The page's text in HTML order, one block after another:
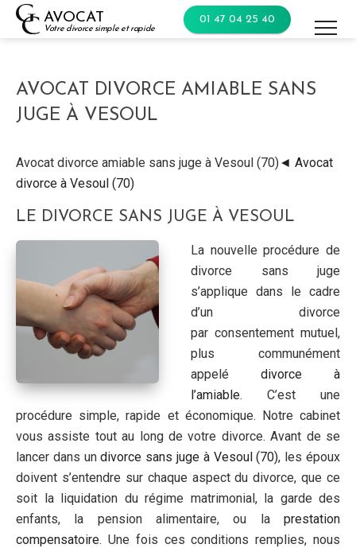
Skip
AVOCAT
Votre divorce simple et rapide
01 47 04 25 40
AVOCAT DIVORCE AMIABLE SANS
JUGE À VESOUL
Avocat divorce amiable sans juge à Vesoul (70)◄ Avocat
divorce à Vesoul (70)
LE DIVORCE SANS JUGE À VESOUL
La nouvelle procédure de
divorce sans juge
s’applique dans le cadre
d’un divorce
par consentement mutuel,
plus communément
appelé divorce à
l’amiable. C’est une
procédure simple, rapide et économique. Notre cabinet
vous assiste tout au long de votre divorce. Avant de se
lancer dans undivorce sans juge à Vesoul (70), les époux
doivent s’entendre sur chaque aspect du divorce, que ce
soit la liquidation du régime matrimonial, la garde des
enfants, la pension alimentaire, ou la prestation
compensatoire. Une fois ces conditions remplies, nous